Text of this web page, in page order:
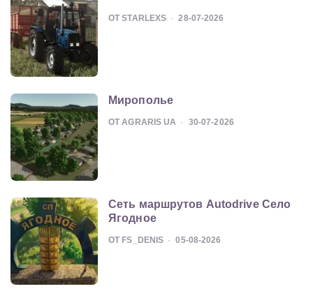
ОТ STARLEXS 28-07-2026
Мирополье
ОТ AGRARIS UA 30-07-2026
Сеть маршрутов Autodrive Село
Ягодное
ОТ FS_DENIS 05-08-2026